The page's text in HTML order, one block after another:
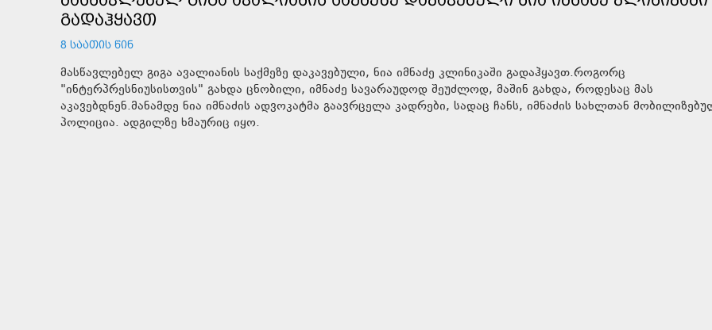
ᲒᲐᲓᲐᲰᲧᲐᲕᲗ
8 ᲡᲐᲐᲗᲘᲡ ᲬᲘᲜ
მასწავლებელ გიგა ავალიანის საქმეზე დაკავებული, ნია იმნაძე კლინიკაში გადაჰყავთ.როგორც
"ინტერპრესნიუსისთვის" გახდა ცნობილი, იმნაძე სავარაუდოდ შეუძლოდ, მაშინ გახდა, როდესაც მას
აკავებდნენ.მანამდე ნია იმნაძის ადვოკატმა გაავრცელა კადრები, სადაც ჩანს, იმნაძის სახლთან
პოლიცია. ადგილზე ხმაურიც იყო.